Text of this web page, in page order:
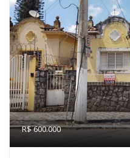
R$ 600.000